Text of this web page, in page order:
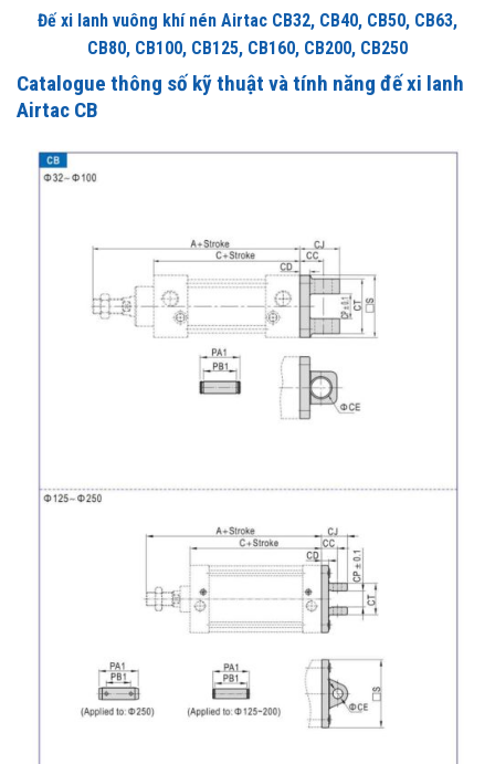
Đế xi lanh vuông khí nén Airtac CB32, CB40, CB50, CB63,
CB80, CB100, CB125, CB160, CB200, CB250
Catalogue thông số kỹ thuật và tính năng đế xi lanh
Airtac CB